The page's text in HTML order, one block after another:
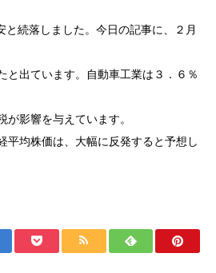
と続落しました。今日の記事に、２月
と出ています。自動車工業は３．６％
影響を与えています。
平均株価は、大幅に反発すると予想し